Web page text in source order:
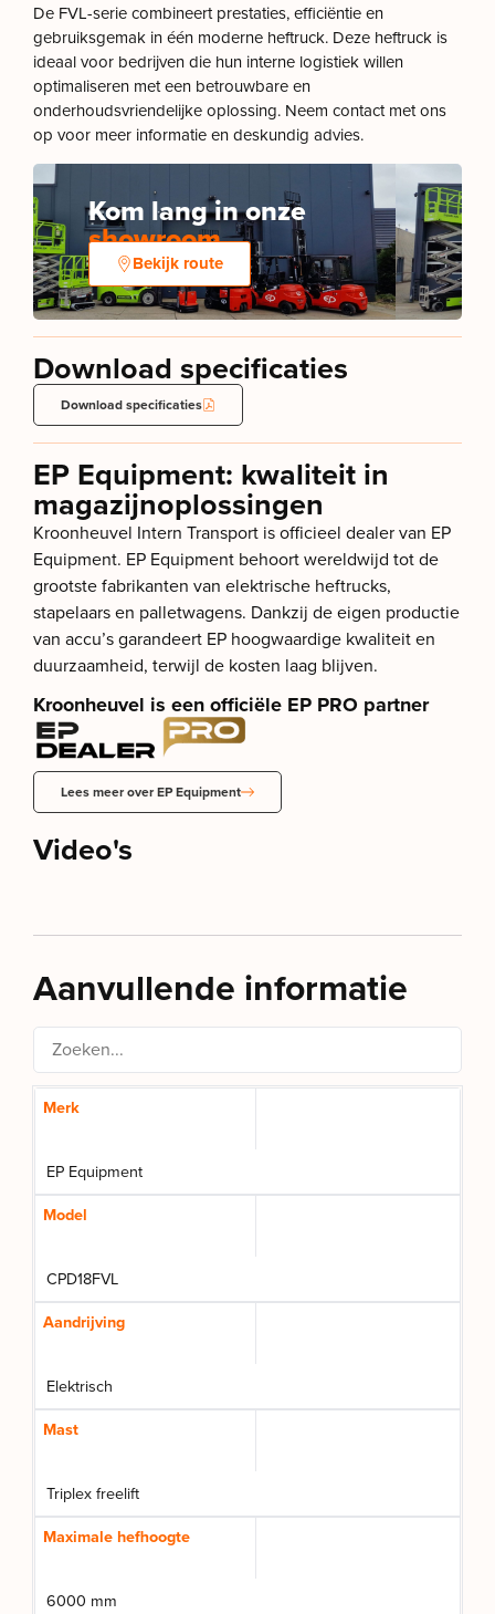
De FVL-serie combineert prestaties, efficiëntie en
gebruiksgemak in één moderne heftruck. Deze heftruck is
ideaal voor bedrijven die hun interne logistiek willen
optimaliseren met een betrouwbare en
onderhoudsvriendelijke oplossing. Neem contact met ons
op voor meer informatie en deskundig advies.
Kom lang in onze
showroom
Bekijk route
Download specificaties
Download specificaties
EP Equipment: kwaliteit in
magazijnoplossingen
Kroonheuvel Intern Transport is officieel dealer van EP
Equipment. EP Equipment behoort wereldwijd tot de
grootste fabrikanten van elektrische heftrucks,
stapelaars en palletwagens. Dankzij de eigen productie
van accu’s garandeert EP hoogwaardige kwaliteit en
duurzaamheid, terwijl de kosten laag blijven.
Kroonheuvel is een officiële EP PRO partner
Lees meer over EP Equipment
Video's
Aanvullende informatie
Merk
EP Equipment
Model
CPD18FVL
Aandrijving
Elektrisch
Mast
Triplex freelift
Maximale hefhoogte
6000 mm